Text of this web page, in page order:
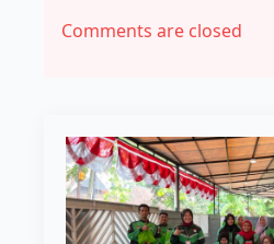
Comments are closed